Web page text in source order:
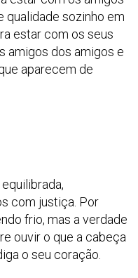
qualidade sozinho em
estar com os seus
amigos dos amigos e
aparecem de
com justiça. Por
frio, mas a verdade
ouvir o que a cabeça
o seu coração.